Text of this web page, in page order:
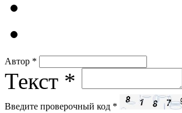
Автор *
Текст *
Введите проверочный код *